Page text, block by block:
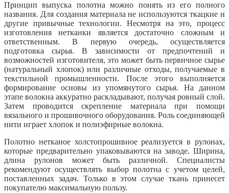
Принцип выпуска полотна можно понять из его полного
названия. Для создания материала не используются ткацкие и
другие привычные технологии. Несмотря на это, процесс
изготовления нетканки является достаточно сложным и
ответственным. В первую очередь, осуществляется
подготовка сырья. В зависимости от предпочтений и
возможностей изготовителя, это может быть первичное сырье
(натуральный хлопок) или различные отходы, получаемые в
текстильной промышленности. После этого выполняется
формирование основы из упомянутого сырья. На данном
этапе волокна аккуратно раскладывают, получая ровный слой.
Затем проводится скрепление материала при помощи
вязального и прошивочного оборудования. Роль соединяющей
нити играет хлопок и полиэфирные волокна.
Полотно нетканое холстопрошивное реализуется в рулонах,
которые предварительно упаковываются на заводе. Ширина,
длина рулонов может быть различной. Специалисты
рекомендуют осуществлять выбор полотна с учетом целей,
поставленных задач. Только в этом случае ткань принесет
покупателю максимальную пользу.